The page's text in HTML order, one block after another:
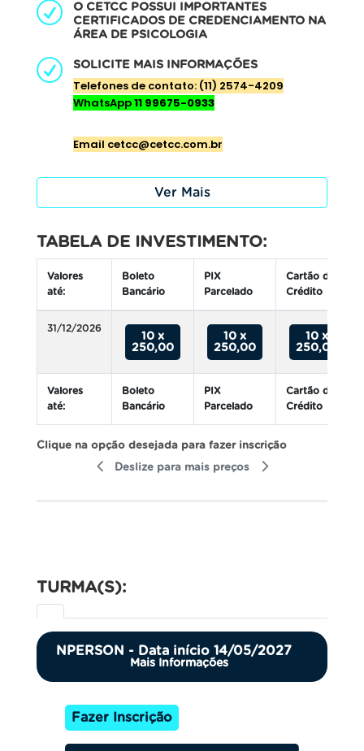
O CETCC POSSUI IMPORTANTES
CERTIFICADOS DE CREDENCIAMENTO NA
ÁREA DE PSICOLOGIA
SOLICITE MAIS INFORMAÇÕES
Telefones de contato: (11) 2574-4209
WhatsApp11 99675-0933
Email cetcc@cetcc.com.br
Ver Mais
TABELA DE INVESTIMENTO:
Valores
até:
Boleto
Bancário
PIX
Parcelado
Cartão de
Crédito
31/12/2026
10 x
250,00
10 x
250,00
10 x
250,00
Valores
até:
Boleto
Bancário
PIX
Parcelado
Cartão de
Crédito
Clique na opção desejada para fazer inscrição
Deslize para mais preços
TURMA(S):
NPERSON - Data início 14/05/2027
Mais Informações
Fazer Inscrição